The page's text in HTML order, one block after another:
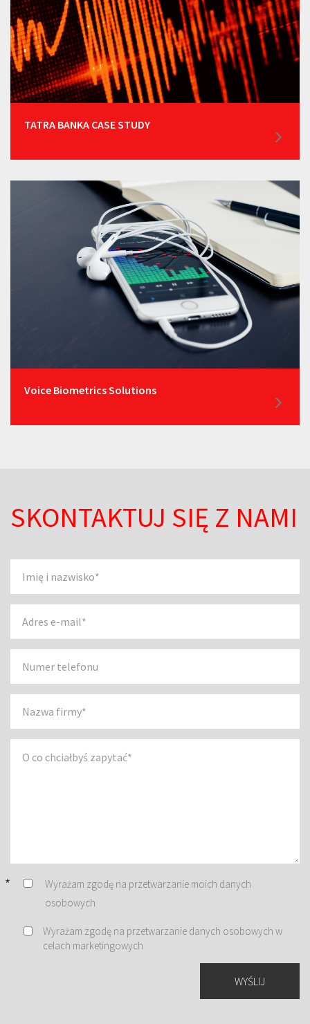
TATRA BANKA CASE STUDY
Voice Biometrics Solutions
SKONTAKTUJ SIĘ Z NAMI
Wyrażam zgodę na przetwarzanie moich danych
osobowych
Wyrażam zgodę na przetwarzanie danych osobowych w
celach marketingowych